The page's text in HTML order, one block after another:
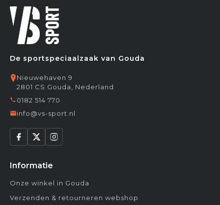
De sportspeciaalzaak van Gouda
Nieuwehaven 9
2801 CS Gouda, Nederland
0182 514 770
info@vs-sport.nl
Informatie
Onze winkel in Gouda
Verzenden & retourneren webshop